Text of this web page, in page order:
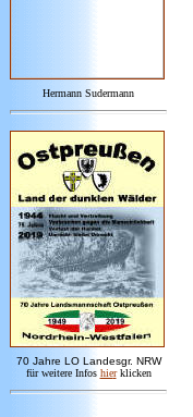
Hermann Sudermann
70 Jahre LO Landesgr. NRW
für weitere Infos hier klicken